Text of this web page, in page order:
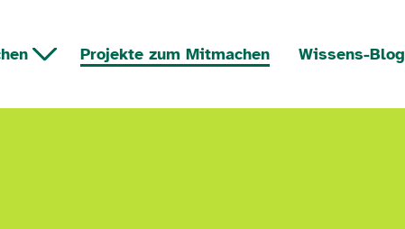
Projekte zum Mitmachen Wissens-Blog